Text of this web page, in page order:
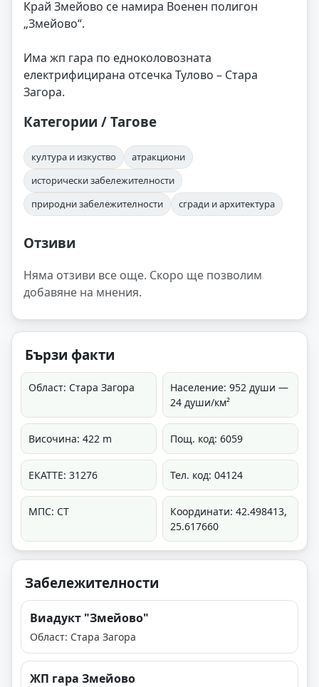
Край Змейово се намира Военен полигон
„Змейово“.
Има жп гара по едноколовозната
електрифицирана отсечка Тулово – Стара
Загора.
Категории / Тагове
култура и изкуство
атракциони
исторически забележителности
природни забележителности
сгради и архитектура
Отзиви
Няма отзиви все още. Скоро ще позволим
добавяне на мнения.
Бързи факти
Област: Стара Загора
Население: 952 души —
24 души/км²
Височина: 422 m Пощ. код: 6059
ЕКАТТЕ: 31276 Тел. код: 04124
МПС: СТ
Координати: 42.498413,
25.617660
Забележителности
Виадукт "Змейово"
Област: Стара Загора
ЖП гара Змейово